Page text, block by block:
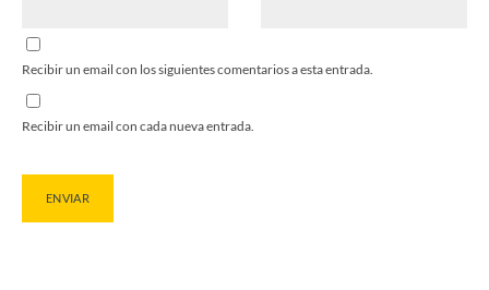
Recibir un email con los siguientes comentarios a esta entrada.
Recibir un email con cada nueva entrada.